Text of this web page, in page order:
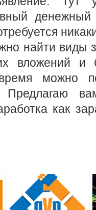
найти виды
вложений и
можно
Предлагаю
как